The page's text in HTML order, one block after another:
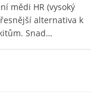
mědi HR (vysoký
alternativa k
Snad…